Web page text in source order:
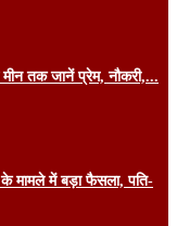
तक जानें प्रेम, नौकरी,...
के मामले में बड़ा फैसला, पति-